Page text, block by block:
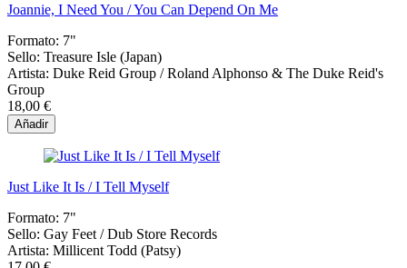
Joannie, I Need You / You Can Depend On Me
Formato: 7"
Sello: Treasure Isle (Japan)
Artista: Duke Reid Group / Roland Alphonso & The Duke Reid's
Group
18,00 €
Añadir
Just Like It Is / I Tell Myself
Formato: 7"
Sello: Gay Feet ‎/ Dub Store Records
Artista: Millicent Todd (Patsy)